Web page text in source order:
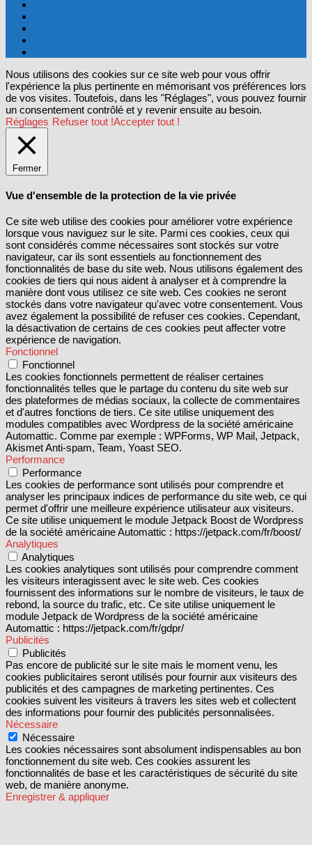
Nous utilisons des cookies sur ce site web pour vous offrir
l'expérience la plus pertinente en mémorisant vos préférences lors
de vos visites. Toutefois, dans les "Réglages", vous pouvez fournir
un consentement contrôlé et y revenir ensuite au besoin.
Réglages Refuser tout !Accepter tout !
Fermer
Vue d'ensemble de la protection de la vie privée
Ce site web utilise des cookies pour améliorer votre expérience
lorsque vous naviguez sur le site. Parmi ces cookies, ceux qui
sont considérés comme nécessaires sont stockés sur votre
navigateur, car ils sont essentiels au fonctionnement des
fonctionnalités de base du site web. Nous utilisons également des
cookies de tiers qui nous aident à analyser et à comprendre la
manière dont vous utilisez ce site web. Ces cookies ne seront
stockés dans votre navigateur qu'avec votre consentement. Vous
avez également la possibilité de refuser ces cookies. Cependant,
la désactivation de certains de ces cookies peut affecter votre
expérience de navigation.
Fonctionnel
Fonctionnel
Les cookies fonctionnels permettent de réaliser certaines
fonctionnalités telles que le partage du contenu du site web sur
des plateformes de médias sociaux, la collecte de commentaires
et d'autres fonctions de tiers. Ce site utilise uniquement des
modules compatibles avec Wordpress de la société américaine
Automattic. Comme par exemple : WPForms, WP Mail, Jetpack,
Akismet Anti-spam, Team, Yoast SEO.
Performance
Performance
Les cookies de performance sont utilisés pour comprendre et
analyser les principaux indices de performance du site web, ce qui
permet d'offrir une meilleure expérience utilisateur aux visiteurs.
Ce site utilise uniquement le module Jetpack Boost de Wordpress
de la société américaine Automattic : https://jetpack.com/fr/boost/
Analytiques
Analytiques
Les cookies analytiques sont utilisés pour comprendre comment
les visiteurs interagissent avec le site web. Ces cookies
fournissent des informations sur le nombre de visiteurs, le taux de
rebond, la source du trafic, etc. Ce site utilise uniquement le
module Jetpack de Wordpress de la société américaine
Automattic : https://jetpack.com/fr/gdpr/
Publicités
Publicités
Pas encore de publicité sur le site mais le moment venu, les
cookies publicitaires seront utilisés pour fournir aux visiteurs des
publicités et des campagnes de marketing pertinentes. Ces
cookies suivent les visiteurs à travers les sites web et collectent
des informations pour fournir des publicités personnalisées.
Nécessaire
Nécessaire
Les cookies nécessaires sont absolument indispensables au bon
fonctionnement du site web. Ces cookies assurent les
fonctionnalités de base et les caractéristiques de sécurité du site
web, de manière anonyme.
Enregistrer & appliquer